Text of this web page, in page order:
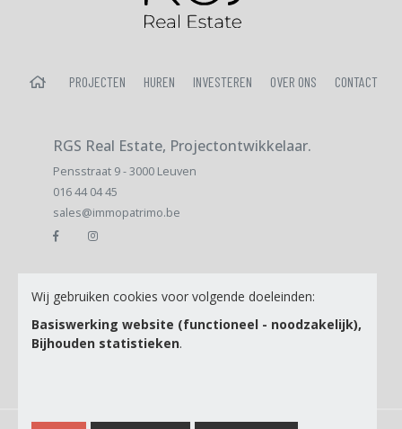
HOME PROJECTEN HUREN INVESTEREN OVER ONS CONTACT
RGS Real Estate, Projectontwikkelaar.
Pensstraat 9 - 3000 Leuven
016 44 04 45
sales@immopatrimo.be
E-mail
Ik ga akkoord met de
Wij gebruiken cookies voor volgende doeleinden:
Basiswerking website (functioneel - noodzakelijk),
Bijhouden statistieken.